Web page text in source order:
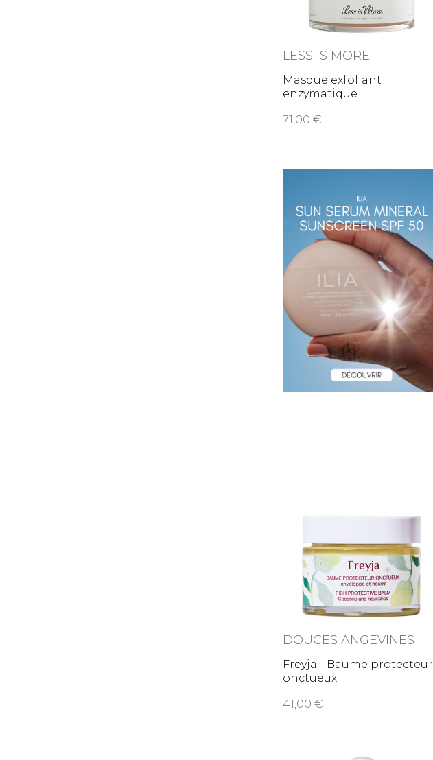
LESS IS MORE
Masque exfoliant
enzymatique
71,00
DOUCES ANGEVINES
Freyja - Baume protecteur
onctueux
41,00